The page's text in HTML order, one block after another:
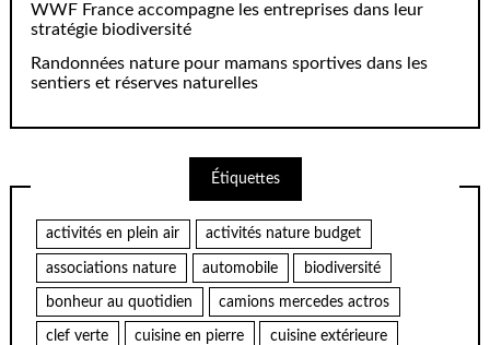
WWF France accompagne les entreprises dans leur
stratégie biodiversité
Randonnées nature pour mamans sportives dans les
sentiers et réserves naturelles
Étiquettes
activités en plein air activités nature budget
associations nature automobile biodiversité
bonheur au quotidien camions mercedes actros
clef verte cuisine en pierre cuisine extérieure